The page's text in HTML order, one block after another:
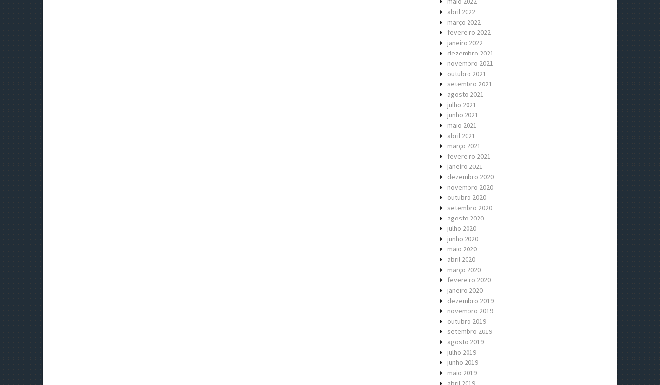
abril 2022
março 2022
fevereiro 2022
janeiro 2022
dezembro 2021
novembro 2021
outubro 2021
setembro 2021
agosto 2021
julho 2021
junho 2021
maio 2021
abril 2021
março 2021
fevereiro 2021
janeiro 2021
dezembro 2020
novembro 2020
outubro 2020
setembro 2020
agosto 2020
julho 2020
junho 2020
maio 2020
abril 2020
março 2020
fevereiro 2020
janeiro 2020
dezembro 2019
novembro 2019
outubro 2019
setembro 2019
agosto 2019
julho 2019
junho 2019
maio 2019
abril 2019